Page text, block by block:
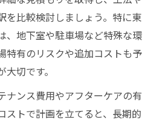
を比較検討しましょう。特に東
、地下室や駐車場など特殊な環
特有のリスクや追加コストも予
切です。
ナンス費用やアフターケアの有
ストで計画を立てると、長期的